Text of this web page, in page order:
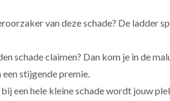
van deze schade? De ladder
schade claimen? Dan kom je in de
een stijgende premie.
een hele kleine schade wordt jouw